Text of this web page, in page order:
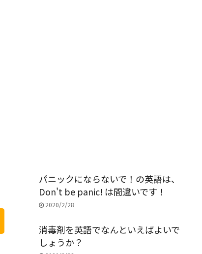
パニックにならないで！の英語は、
Don't be panic! は間違いです！
2020/2/28
消毒剤を英語でなんといえばよいで
しょうか？